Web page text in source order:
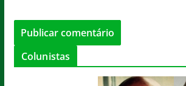
Colunistas